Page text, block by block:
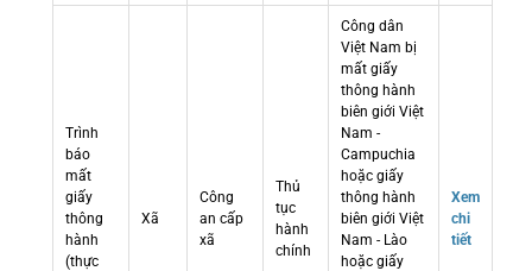
Trình
báo
mất
giấy
thông
hành
(thực
Xã
Công
an cấp
xã
Thủ
tục
hành
chính
Công dân
Việt Nam bị
mất giấy
thông hành
biên giới Việt
Nam -
Campuchia
hoặc giấy
thông hành
biên giới Việt
Nam - Lào
hoặc giấy
Xem
chi
tiết